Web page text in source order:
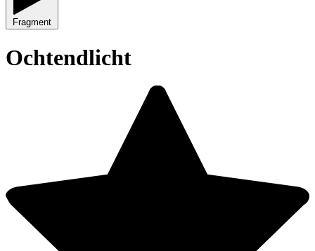
Fragment
Ochtendlicht